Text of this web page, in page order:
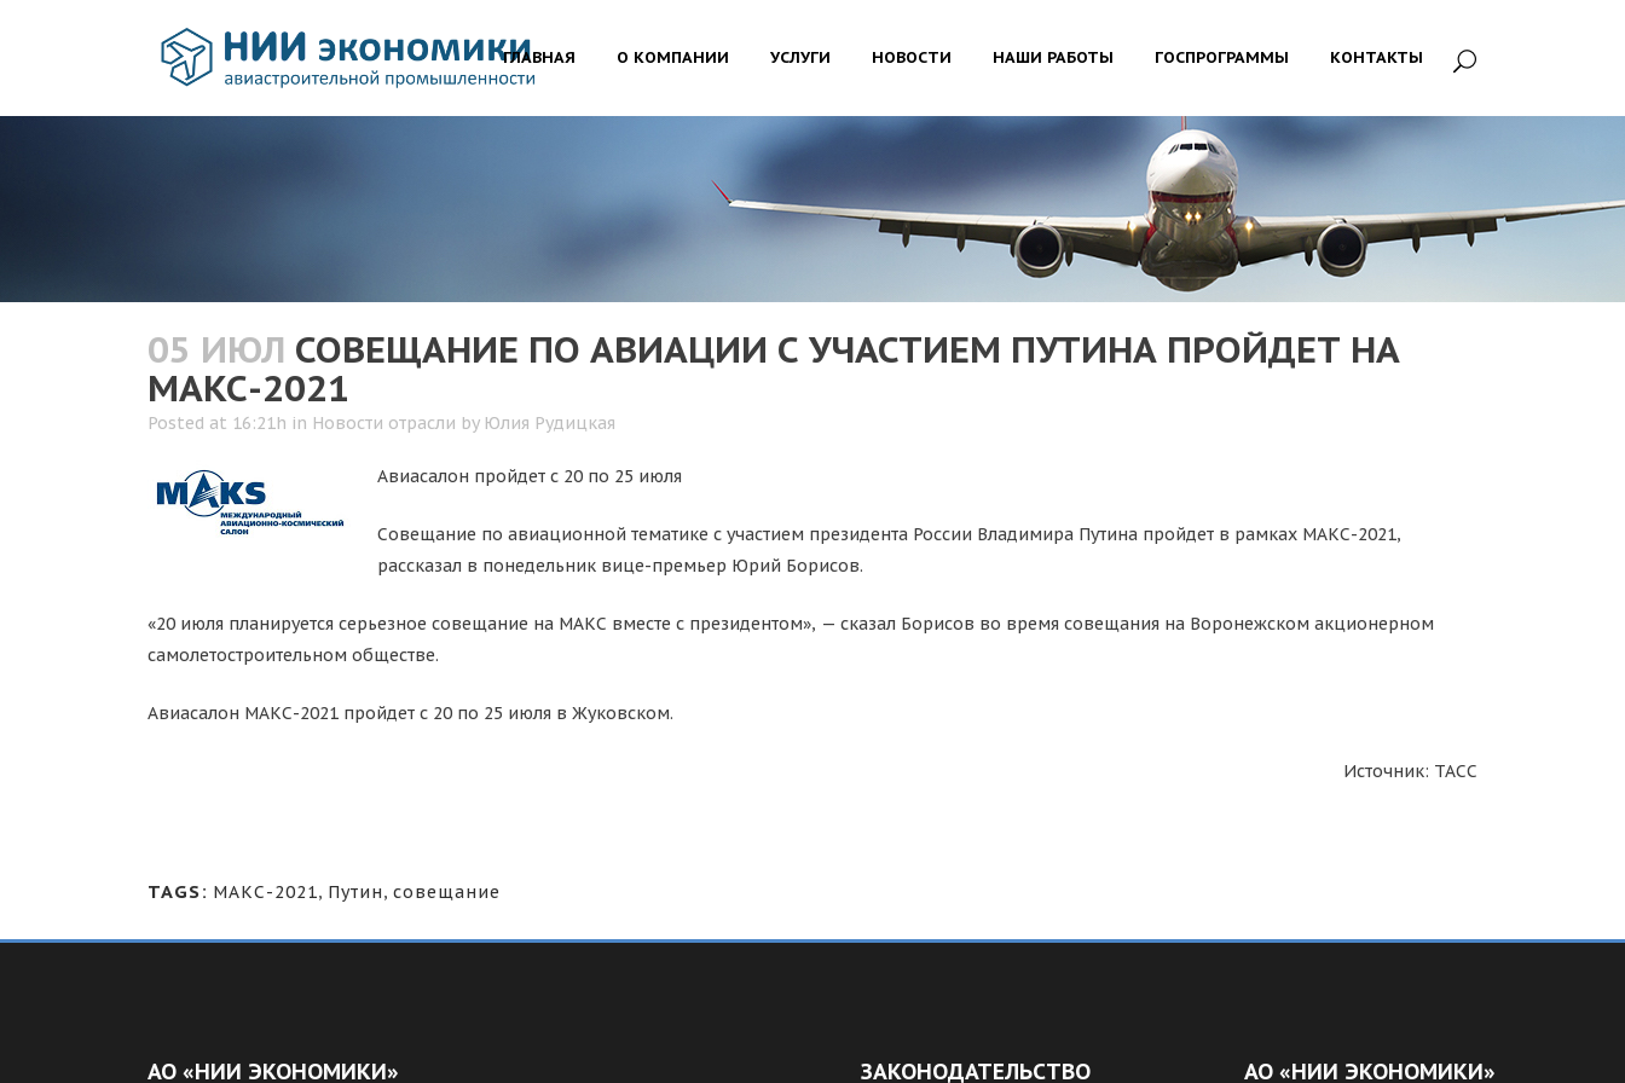
ГЛАВНАЯ О КОМПАНИИ УСЛУГИ НОВОСТИ НАШИ РАБОТЫ ГОСПРОГРАММЫ КОНТАКТЫ
05 ИЮЛ СОВЕЩАНИЕ ПО АВИАЦИИ С УЧАСТИЕМ ПУТИНА ПРОЙДЕТ НА
МАКС-2021
Posted at 16:21h in Новости отрасли by Юлия Рудицкая
Авиасалон пройдет с 20 по 25 июля
Совещание по авиационной тематике с участием президента России Владимира Путина пройдет в рамках МАКС-2021,
рассказал в понедельник вице-премьер Юрий Борисов.
«20 июля планируется серьезное совещание на МАКС вместе с президентом», — сказал Борисов во время совещания на Воронежском акционерном
самолетостроительном обществе.
Авиасалон МАКС-2021 пройдет с 20 по 25 июля в Жуковском.
Источник: ТАСС
TAGS: МАКС-2021, Путин, совещание
АО «НИИ ЭКОНОМИКИ» ЗАКОНОДАТЕЛЬСТВО АО «НИИ ЭКОНОМИКИ»